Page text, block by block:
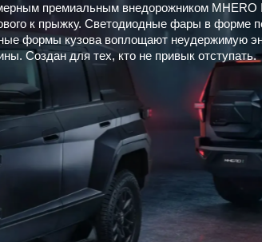
премиальным внедорожником MHERO
к прыжку. Светодиодные фары в форме
формы кузова воплощают неудержимую
Создан для тех, кто не привык отступать.